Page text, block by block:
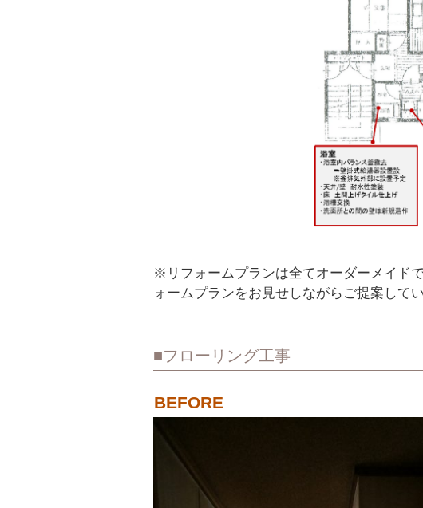
※リフォームプランは全てオーダーメイド
ォームプランをお見せしながらご提案してい
フローリング工事